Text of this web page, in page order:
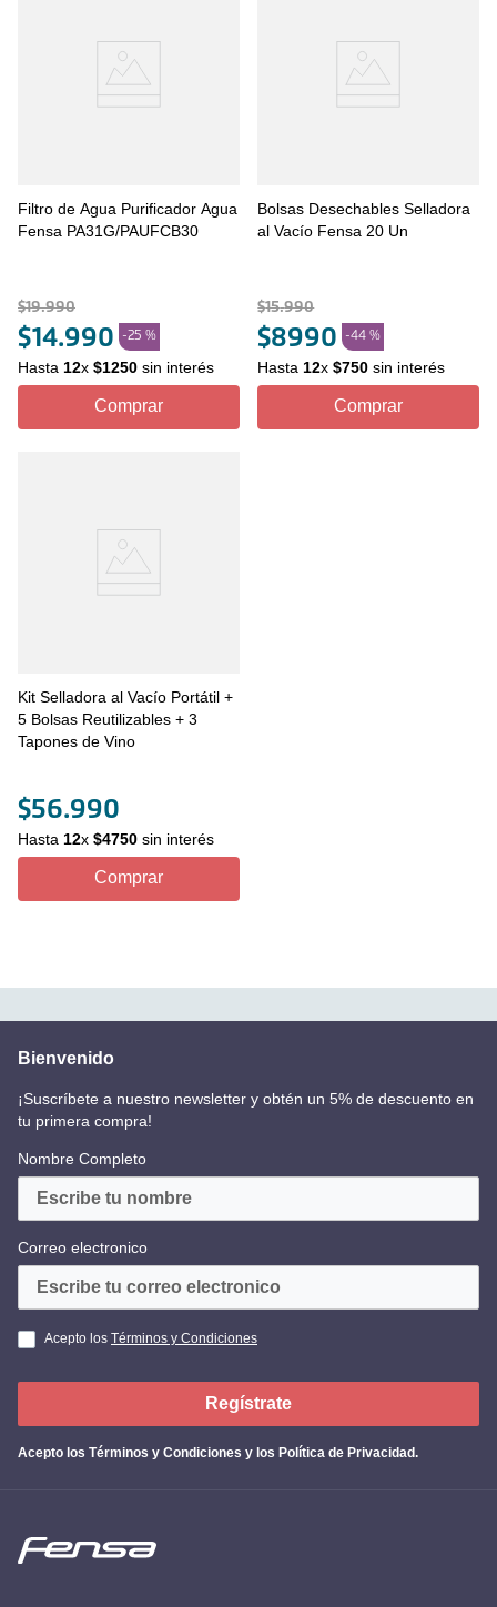
Filtro de Agua Purificador Agua
Fensa PA31G/PAUFCB30
$19.990
$14.990 -25 %
Hasta 12x $1250 sin interés
Comprar
Bolsas Desechables Selladora
al Vacío Fensa 20 Un
$15.990
$8990 -44 %
Hasta 12x$750 sin interés
Comprar
Kit Selladora al Vacío Portátil +
5 Bolsas Reutilizables + 3
Tapones de Vino
$56.990
Hasta 12x $4750 sin interés
Comprar
Bienvenido
¡Suscríbete a nuestro newsletter y obtén un 5% de descuento en
tu primera compra!
Nombre Completo
Correo electronico
Acepto los Términos y Condiciones
Acepto los Términos y Condiciones y los Política de Privacidad.
Regístrate